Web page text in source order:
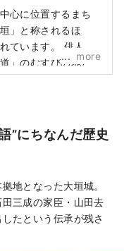
心に位置するまち
」と称されるほ
ています。 俳人松
」のむすびの地と
際に西軍石田三成
、舟下りやたらい
文化遺産にも登録
more
”にちなんだ歴史
地となった大垣城。
三成の家臣・山田去
たという伝承が残さ